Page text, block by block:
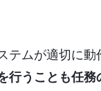
テムが適切に動
行うことも任務